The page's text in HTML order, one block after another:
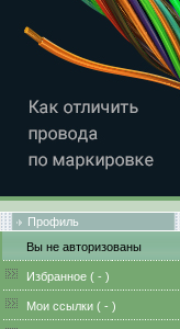
Профиль
Вы не авторизованы
Избранное ( - )
Мои ссылки ( - )